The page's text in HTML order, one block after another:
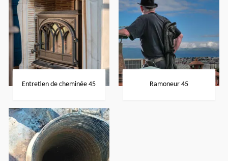
Entretien de cheminée 45 Ramoneur 45